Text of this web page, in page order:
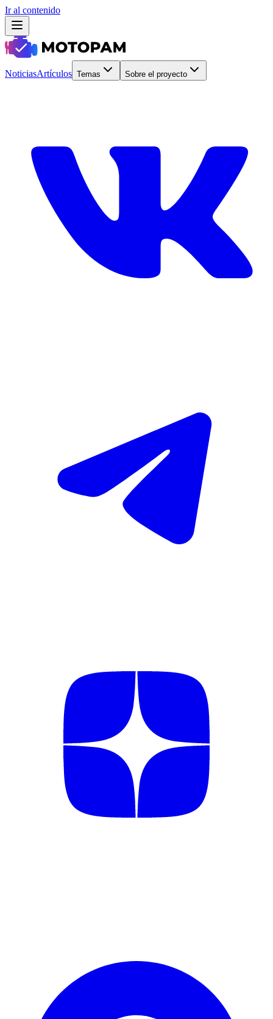
Ir al contenido
NoticiasArtículos Temas Sobre el proyecto